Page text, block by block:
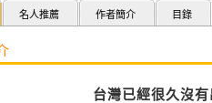
名人推薦 作者簡介 目錄
台灣已經很久沒有